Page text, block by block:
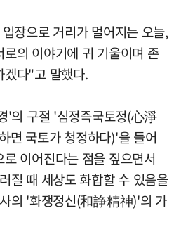
장으로 거리가 멀어지는 오늘,
의 이야기에 귀 기울이며 존
겠다"고 말했다.
'의 구절 '심정즉국토정(心淨
면 국토가 청정하다)'을 들어
이어진다는 점을 짚으면서
질 때 세상도 화합할 수 있음을
의 '화쟁정신(和諍精神)'의 가